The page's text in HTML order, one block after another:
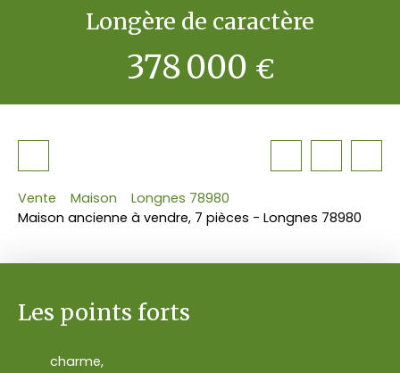
Longère de caractère
378 000 €
Vente Maison
Longnes 78980
Maison ancienne à vendre, 7 pièces - Longnes 78980
Les points forts
charme,